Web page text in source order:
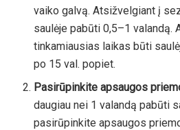
vaiko galvą. Atsižvelgiant į
saulėje pabūti 0,5–1 valandą.
tinkamiausias laikas būti
po 15 val. popiet.
Pasirūpinkite apsaugos
daugiau nei 1 valandą pabūti
pasirūpinkite apsaugos